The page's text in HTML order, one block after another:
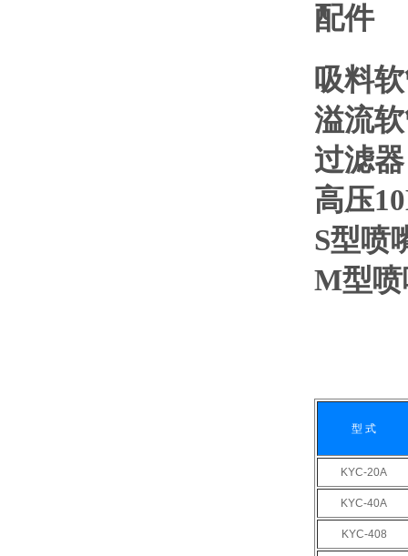
配件
吸料
溢流
过滤器
高压
S型喷
M型喷
型 式
KYC-20A
KYC-40A
KYC-408